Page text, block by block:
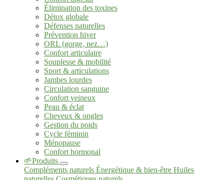
Élimination des toxines
Détox globale
Défenses naturelles
Prévention hiver
ORL (gorge, nez…)
Confort articulaire
Souplesse & mobilité
Sport & articulations
Jambes lourdes
Circulation sanguine
Confort veineux
Peau & éclat
Cheveux & ongles
Gestion du poids
Cycle féminin
Ménopause
Confort hormonal
🌱Produits
Compléments naturels Énergétique & bien-être Huiles